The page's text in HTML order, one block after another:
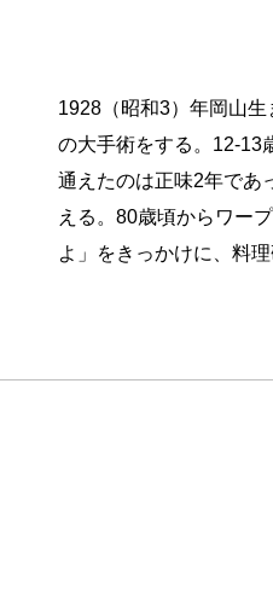
1928（昭和3）年岡山
の大手術をする。12-13
通えたのは正味2年であ
える。80歳頃からワー
よ」をきっかけに、料